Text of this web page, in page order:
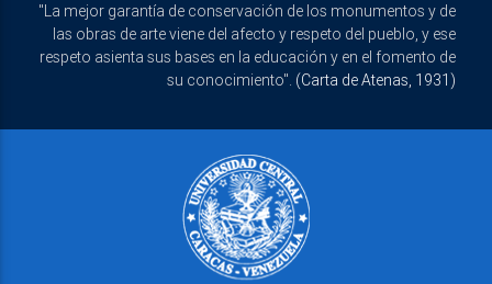
"La mejor garantía de conservación de los monumentos y de
las obras de arte viene del afecto y respeto del pueblo, y ese
respeto asienta sus bases en la educación y en el fomento de
su conocimiento". (Carta de Atenas, 1931)